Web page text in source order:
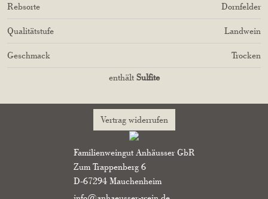
Rebsorte Dornfelder
Qualitätstufe Landwein
Geschmack
Trocken
enthält Sulfite
Vertrag widerrufen
Familienweingut Anhäusser GbR
Zum Trappenberg 6
D-67294 Mauchenheim